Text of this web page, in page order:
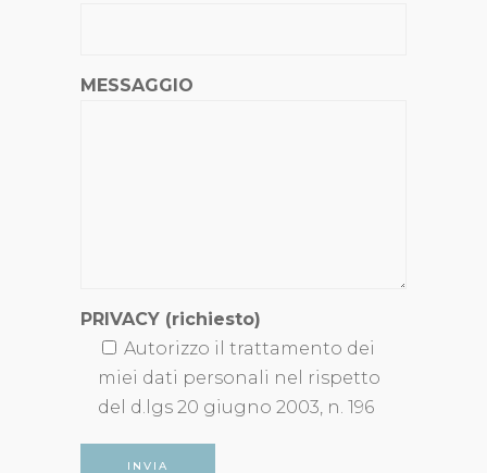
MESSAGGIO
PRIVACY (richiesto)
Autorizzo il trattamento dei
miei dati personali nel rispetto
del d.lgs 20 giugno 2003, n. 196